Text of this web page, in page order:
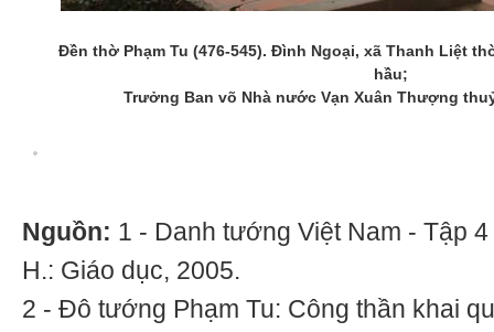
Đền thờ Phạm Tu (476-545). Đình Ngoại, xã Thanh Liệt
hầu;
Trưởng Ban võ Nhà nước Vạn Xuân Thượng
Nguồn: 1 - Danh tướng Việt Nam - Tập
H.: Giáo dục, 2005.
2 - Đô tướng Phạm Tu: Công thần khai